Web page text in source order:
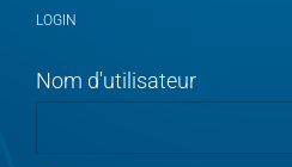
LOGIN
Nom d'utilisateur